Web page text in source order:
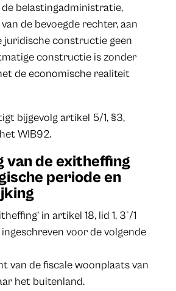
belastingadministratie,
de bevoegde rechter, aan
juridische constructie geen
constructie is zonder
de economische realiteit
bijgevolg artikel 5/1, §3,
WIB92.
van de exitheffing
periode en
in artikel 18, lid 1, 3°/1
voor de volgende
van de fiscale woonplaats van
het buitenland.